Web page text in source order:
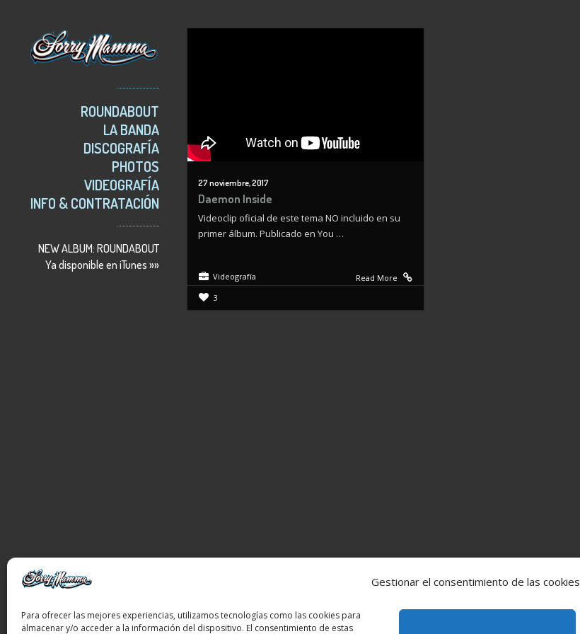
Gestionar el consentimiento de las cookies
Para ofrecer las mejores experiencias, utilizamos tecnologías como las cookies para
almacenar y/o acceder a la información del dispositivo. El consentimiento de estas
ROUNDABOUT
LA BANDA
DISCOGRAFÍA
PHOTOS
VIDEOGRAFÍA
INFO & CONTRATACIÓN
NEW ALBUM: ROUNDABOUT
Ya disponible en iTunes »»
27 noviembre, 2017
Daemon Inside
Videoclip oficial de este tema NO incluido en su
primer álbum. Publicado en You …
Videografía
3
Read More